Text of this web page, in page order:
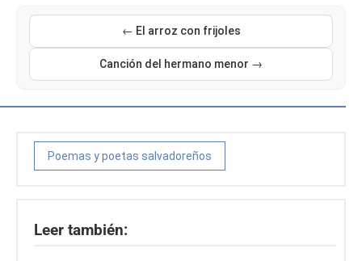
← El arroz con frijoles
Canción del hermano menor →
Poemas y poetas salvadoreños
Leer también: